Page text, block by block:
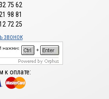
75 62
98 81
72 25
ЗВОНОК
к оплате: